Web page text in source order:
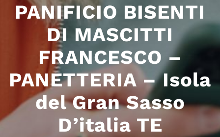
PANIFICIO BISENTI
DI MASCITTI
FRANCESCO –
PANETTERIA – Isola
del Gran Sasso
D’italia TE